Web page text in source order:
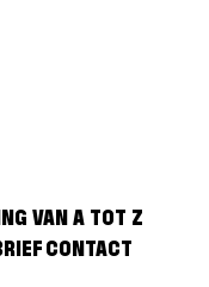
VAN A TOT Z
CONTACT